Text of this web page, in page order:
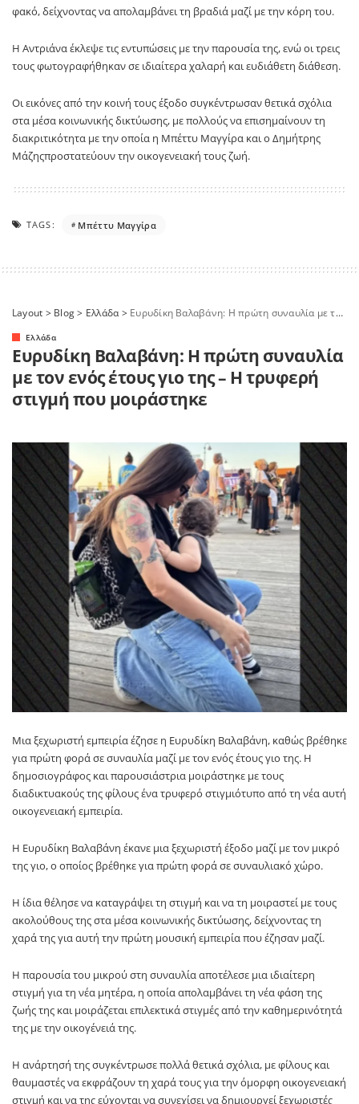
φακό, δείχνοντας να απολαμβάνει τη βραδιά μαζί με την κόρη του.
Η Αντριάνα έκλεψε τις εντυπώσεις με την παρουσία της, ενώ οι τρεις
τους φωτογραφήθηκαν σε ιδιαίτερα χαλαρή και ευδιάθετη διάθεση.
Οι εικόνες από την κοινή τους έξοδο συγκέντρωσαν θετικά σχόλια
στα μέσα κοινωνικής δικτύωσης, με πολλούς να επισημαίνουν τη
διακριτικότητα με την οποία η Μπέττυ Μαγγίρα και ο Δημήτρης
Μάζηςπροστατεύουν την οικογενειακή τους ζωή.
TAGS: Μπέττυ Μαγγίρα
Layout > Blog> Ελλάδα> Ευρυδίκη Βαλαβάνη: Η πρώτη συναυλία με τον ενός έτους γιο της – Η τρυφερή στιγμή που μοιράστηκε
Ελλάδα
Ευρυδίκη Βαλαβάνη: Η πρώτη συναυλία
με τον ενός έτους γιο της – Η τρυφερή
στιγμή που μοιράστηκε
Μια ξεχωριστή εμπειρία έζησε η Ευρυδίκη Βαλαβάνη, καθώς βρέθηκε
για πρώτη φορά σε συναυλία μαζί με τον ενός έτους γιο της. Η
δημοσιογράφος και παρουσιάστρια μοιράστηκε με τους
διαδικτυακούς της φίλους ένα τρυφερό στιγμιότυπο από τη νέα αυτή
οικογενειακή εμπειρία.
Η Ευρυδίκη Βαλαβάνη έκανε μια ξεχωριστή έξοδο μαζί με τον μικρό
της γιο, ο οποίος βρέθηκε για πρώτη φορά σε συναυλιακό χώρο.
Η ίδια θέλησε να καταγράψει τη στιγμή και να τη μοιραστεί με τους
ακολούθους της στα μέσα κοινωνικής δικτύωσης, δείχνοντας τη
χαρά της για αυτή την πρώτη μουσική εμπειρία που έζησαν μαζί.
Η παρουσία του μικρού στη συναυλία αποτέλεσε μια ιδιαίτερη
στιγμή για τη νέα μητέρα, η οποία απολαμβάνει τη νέα φάση της
ζωής της και μοιράζεται επιλεκτικά στιγμές από την καθημερινότητά
της με την οικογένειά της.
Η ανάρτησή της συγκέντρωσε πολλά θετικά σχόλια, με φίλους και
θαυμαστές να εκφράζουν τη χαρά τους για την όμορφη οικογενειακή
στιγμή και να της εύχονται να συνεχίσει να δημιουργεί ξεχωριστές